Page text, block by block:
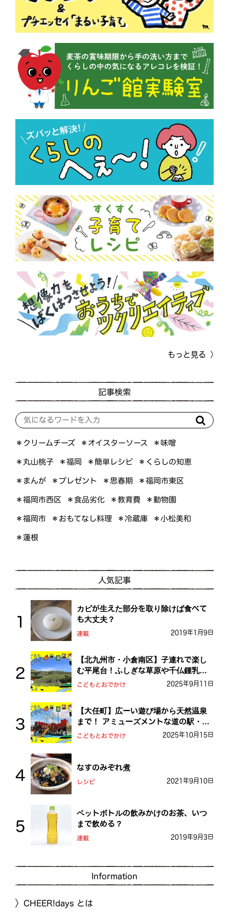
もっと見る
記事検索
＊クリームチーズ ＊オイスターソース ＊味噌
＊丸山桃子 ＊福岡 ＊簡単レシピ ＊くらしの知恵
＊まんが ＊プレゼント ＊思春期 ＊福岡市東区
＊福岡市西区 ＊食品劣化 ＊教育費 ＊動物園
＊福岡市 ＊おもてなし料理 ＊冷蔵庫 ＊小松美和
＊蓮根
人気記事
カビが生えた部分を取り除けば食べて
も大丈夫？
連載 2019年1月9日
【北九州市・小倉南区】子連れで楽し
む平尾台！ふしぎな草原や千仏鍾乳洞
を探検しよう！
こどもとおでかけ 2025年9月11日
【大任町】広ーい遊び場から天然温泉
まで！ アミューズメントな道の駅・お
おとう桜街道
こどもとおでかけ 2025年10月15日
なすのみぞれ煮
レシピ 2021年9月10日
ペットボトルの飲みかけのお茶、いつ
まで飲める？
連載 2019年9月3日
Information
CHEER!days とは